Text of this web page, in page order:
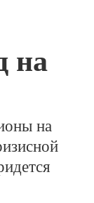
на
на